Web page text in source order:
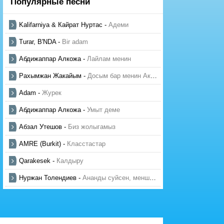
Kalifarniya & Кайрат Нуртас - Адеми
Turar, B'NDA- Bir adam
Абдижаппар Алкожа- Лайлам менин
Рахымжан Жакайым - Досым бар менин Актауда
Adam - Журек
Абдижаппар Алкожа- Умыт деме
Абзал Утешов - Биз жолыгамыз
AMRE (Burkit) - Класстастар
Qarakesek - Калдыру
Нуржан Толендиев - Ананды суйсен, менше суй